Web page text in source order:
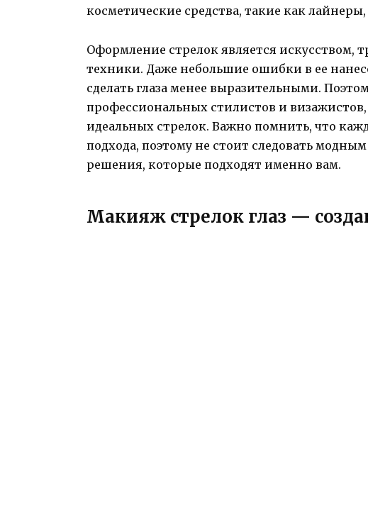
косметические средства, такие как
Оформление стрелок является
техники. Даже небольшие ошибки в ее
сделать глаза менее выразительными.
профессиональных стилистов и
идеальных стрелок. Важно помнить, что
подхода, поэтому не стоит следовать
решения, которые подходят именно вам.
Макияж стрелок глаз —